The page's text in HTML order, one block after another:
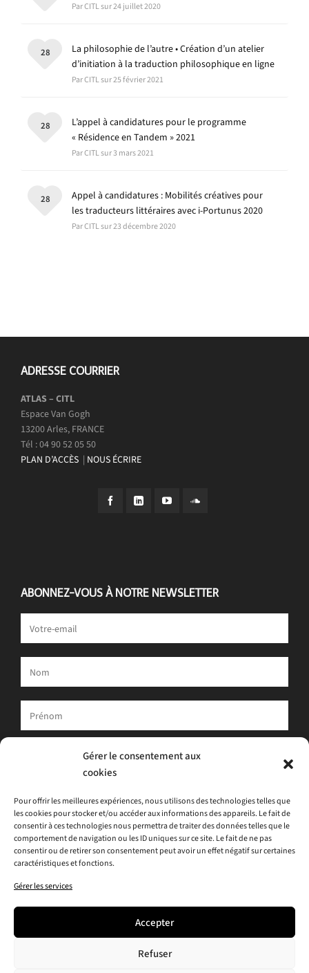
Gérer le consentement aux
cookies
Pour offrir les meilleures expériences, nous utilisons des technologies telles que
les cookies pour stocker et/ou accéder aux informations des appareils. Le fait de
consentir à ces technologies nous permettra de traiter des données telles que le
comportement de navigation ou les ID uniques sur ce site. Le fait de ne pas
consentir ou de retirer son consentement peut avoir un effet négatif sur certaines
caractéristiques et fonctions.
Gérer les services
Accepter
Refuser
Par CITL sur 24 juillet 2020
La philosophie de l’autre • Création d’un atelier
d’initiation à la traduction philosophique en ligne
Par CITL sur 25 février 2021
28
L’appel à candidatures pour le programme
« Résidence en Tandem » 2021
Par CITL sur 3 mars 2021
28
Appel à candidatures : Mobilités créatives pour
les traducteurs littéraires avec i-Portunus 2020
Par CITL sur 23 décembre 2020
28
ADRESSE COURRIER
ATLAS – CITL
Espace Van Gogh
13200 Arles, FRANCE
Tél : 04 90 52 05 50
PLAN D’ACCÈS | NOUS ÉCRIRE
ABONNEZ-VOUS À NOTRE NEWSLETTER
Votre adresse e-mail est uniquement utilisée pour vous envoyer
notre newsletter et des informations sur les activités d'ATLAS.
la newsletter.
J'acceptela politique de confidentialité